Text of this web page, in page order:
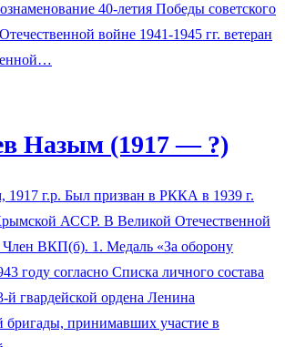
40-летия Победы советского
войне 1941-1945 гг. ветеран
Назым (1917 — ?)
г.р. Был призван в РККА в 1939 г.
АССР. В Великой Отечественной
Член ВКП(б). 1. Медаль «За оборону
году согласно Списка личного состава
гвардейской ордена Ленина
бригады, принимавших участие в